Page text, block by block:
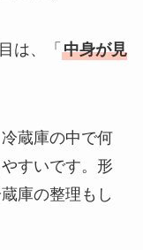
は、「 中身が見
蔵庫の中で何
すいです。形
庫の整理もし